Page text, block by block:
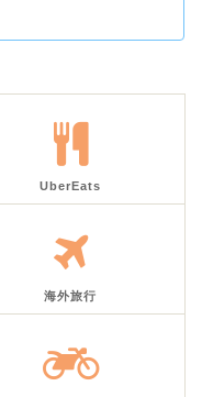
UberEats
海外旅行